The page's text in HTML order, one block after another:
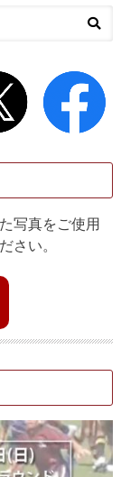
写真をご使用
さい。